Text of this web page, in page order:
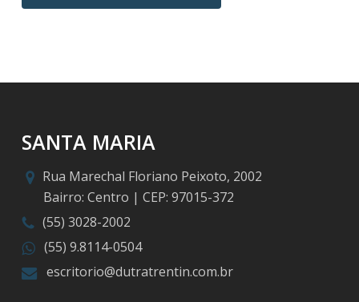
SANTA MARIA
Rua Marechal Floriano Peixoto, 2002
Bairro: Centro | CEP: 97015-372
(55) 3028-2002
(55) 9.8114-0504
escritorio@dutratrentin.com.br